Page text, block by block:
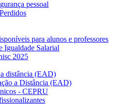
pessoal
para alunos e professores
Igualdade Salarial
2025
distância (EAD)
a Distância (EAD)
- CEPRU